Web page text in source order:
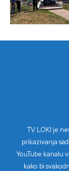
TV LOKI je
prikazivanja
YouTube kanalu
kako bi